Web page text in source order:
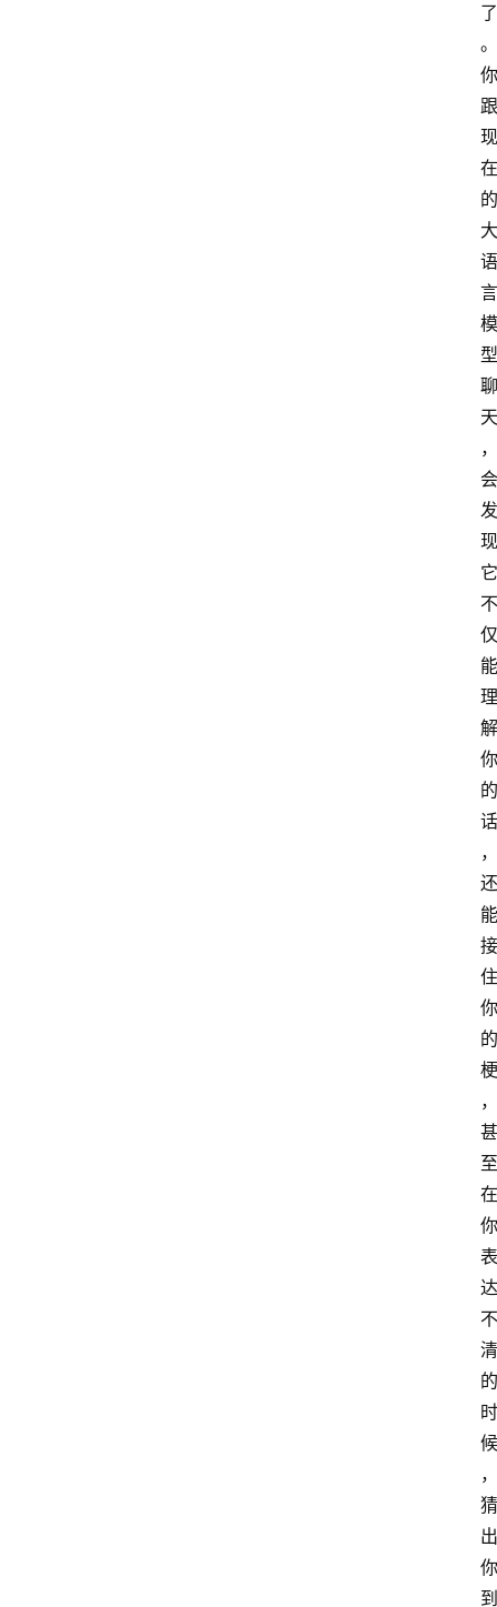
了
。
你
跟
现
在
的
大
语
言
模
型
聊
天
，
会
发
现
它
不
仅
能
理
解
你
的
话
，
还
能
接
住
你
的
梗
，
甚
至
在
你
表
达
不
清
的
时
候
，
猜
出
你
到